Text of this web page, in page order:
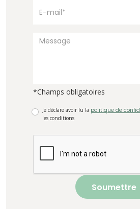
*Champs obligatoires
Je déclare avoir lu la politique de
les conditions
Soumettre